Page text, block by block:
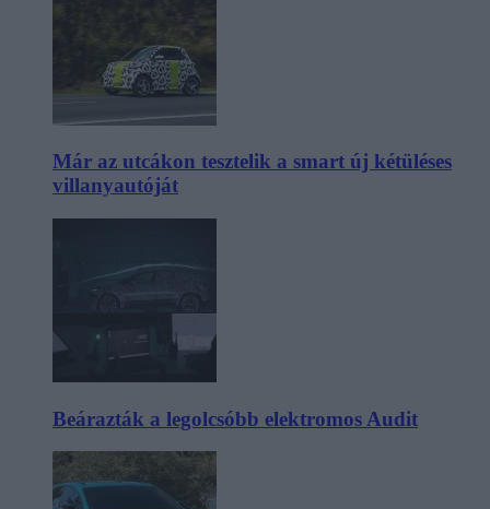
Már az utcákon tesztelik a smart új kétüléses
villanyautóját
Beárazták a legolcsóbb elektromos Audit